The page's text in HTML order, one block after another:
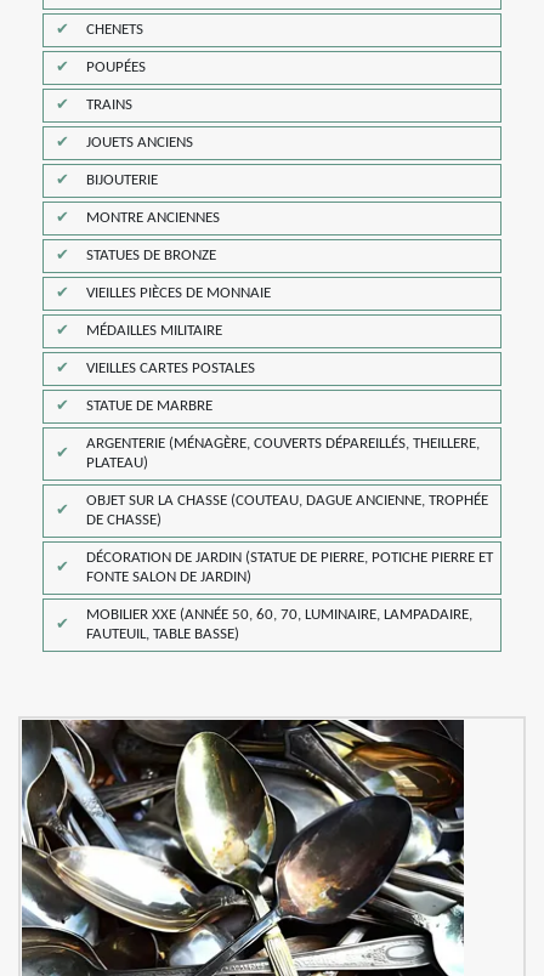
CHENETS
POUPÉES
TRAINS
JOUETS ANCIENS
BIJOUTERIE
MONTRE ANCIENNES
STATUES DE BRONZE
VIEILLES PIÈCES DE MONNAIE
MÉDAILLES MILITAIRE
VIEILLES CARTES POSTALES
STATUE DE MARBRE
ARGENTERIE (MÉNAGÈRE, COUVERTS DÉPAREILLÉS, THEILLERE,
PLATEAU)
OBJET SUR LA CHASSE (COUTEAU, DAGUE ANCIENNE, TROPHÉE
DE CHASSE)
DÉCORATION DE JARDIN (STATUE DE PIERRE, POTICHE PIERRE ET
FONTE SALON DE JARDIN)
MOBILIER XXE (ANNÉE 50, 60, 70, LUMINAIRE, LAMPADAIRE,
FAUTEUIL, TABLE BASSE)